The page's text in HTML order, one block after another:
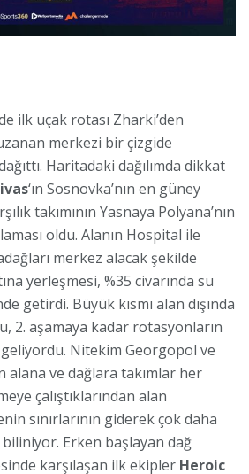
ilk uçak rotası Zharki’den
merkezi bir çizgide
Haritadaki dağılımda dikkat
‘ın Sosnovka’nın en güney
takımının Yasnaya Polyana’nın
oldu. Alanın Hospital ile
merkez alacak şekilde
yerleşmesi, %35 civarında su
getirdi. Büyük kısmı alan dışında
2. aşamaya kadar rotasyonların
geliyordu. Nitekim Georgopol ve
alana ve dağlara takımlar her
çalıştıklarından alan
sınırlarının giderek çok daha
Erken başlayan dağ
karşılaşan ilk ekipler Heroic